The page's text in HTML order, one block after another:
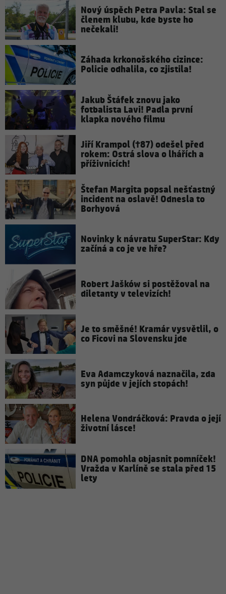
Nový úspěch Petra Pavla: Stal se
členem klubu, kde byste ho
nečekali!
Záhada krkonošského cizince:
Policie odhalila, co zjistila!
Jakub Štáfek znovu jako
fotbalista Lavi! Padla první
klapka nového filmu
Jiří Krampol (†87) odešel před
rokem: Ostrá slova o lhářích a
příživnicích!
Štefan Margita popsal nešťastný
incident na oslavě! Odnesla to
Borhyová
Novinky k návratu SuperStar: Kdy
začíná a co je ve hře?
Robert Jašków si postěžoval na
diletanty v televizích!
Je to směšné! Kramár vysvětlil, o
co Ficovi na Slovensku jde
Eva Adamczyková naznačila, zda
syn půjde v jejích stopách!
Helena Vondráčková: Pravda o její
životní lásce!
DNA pomohla objasnit pomníček!
Vražda v Karlíně se stala před 15
lety